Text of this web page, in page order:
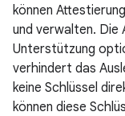
können
und verwalten. Die
Unterstützung
verhindert das
keine Schlüssel
können diese